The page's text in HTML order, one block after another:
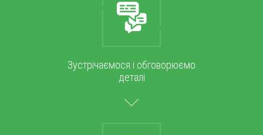
Зустрічаємося і обговорюємо
деталі